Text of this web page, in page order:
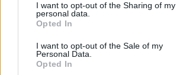
I want to opt-out of the Sharing of my
personal data.
Opted In
I want to opt-out of the Sale of my
Personal Data.
Opted In